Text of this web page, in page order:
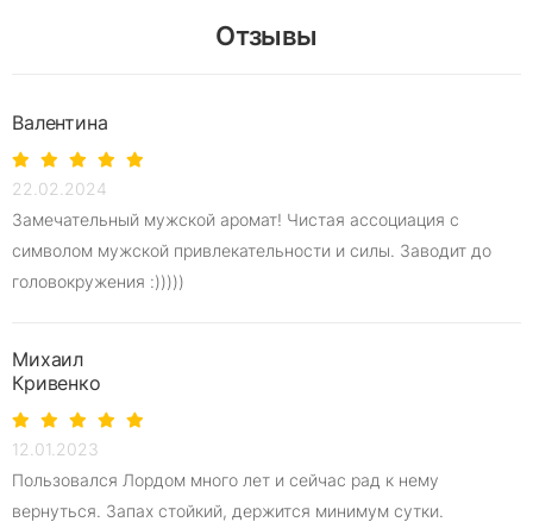
Отзывы
Валентина
22.02.2024
Замечательный мужской аромат! Чистая ассоциация с
символом мужской привлекательности и силы. Заводит до
головокружения :)))))
Михаил
Кривенко
12.01.2023
Пользовался Лордом много лет и сейчас рад к нему
вернуться. Запах стойкий, держится минимум сутки.